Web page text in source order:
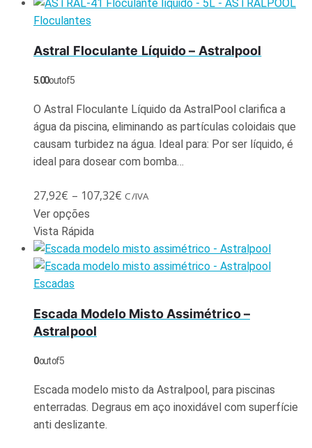
Floculantes
Astral Floculante Líquido – Astralpool
5.00out of 5
O Astral Floculante Líquido da AstralPool clarifica a
água da piscina, eliminando as partículas coloidais que
causam turbidez na água. Ideal para: Por ser líquido, é
ideal para dosear com bomba…
27,92€ – 107,32€ C/IVA
Ver opções
Vista Rápida
Escadas
Escada Modelo Misto Assimétrico –
Astralpool
0out of 5
Escada modelo misto da Astralpool, para piscinas
enterradas. Degraus em aço inoxidável com superfície
anti deslizante.